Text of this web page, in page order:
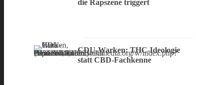
die Rapszene triggert
CDU-Warken: THC-Ideologie
statt CBD-Fachkenne